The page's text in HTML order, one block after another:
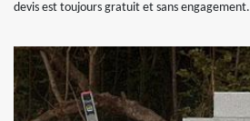
devis est toujours gratuit et sans engagement.